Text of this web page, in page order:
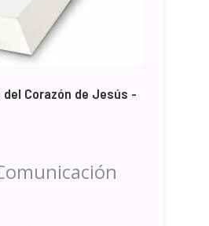
del Corazón de Jesús -